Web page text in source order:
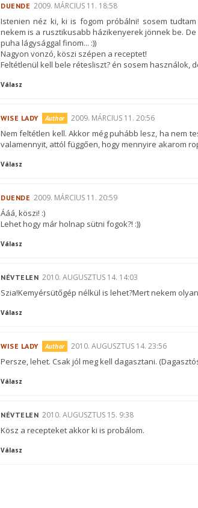
DUENDE 2009. MÁRCIUS 11. 18:58
Istenien néz ki, ki is fogom próbálni! sosem
nekem is a rusztikusabb házikenyerek jönnek be.
puha lágysággal finom... :))
Nagyon vonzó, köszi szépen a receptet!
Feltétlenül kell bele rétesliszt? én sosem használok,
Válasz
WISE LADY 2009. MÁRCIUS 11. 20:56
Nem feltétlen kell. Akkor még puhább lesz, ha nem
valamennyit, attól függően, hogy mennyire akarom
Válasz
DUENDE 2009. MÁRCIUS 11. 20:59
Ááá, köszi! :)
Lehet hogy már holnap sütni fogok?! :))
Válasz
NÉVTELEN 2010. AUGUSZTUS 14. 14:03
Szia!Kemyérsütőgép nélkül is lehet?Mert nekem
Válasz
WISE LADY 2010. AUGUSZTUS 14. 23:56
Persze, lehet. Csak jól meg kell dagasztani.
Válasz
NÉVTELEN 2010. AUGUSZTUS 15. 9:38
Kösz a recepteket akkor ki is probálom.
Válasz